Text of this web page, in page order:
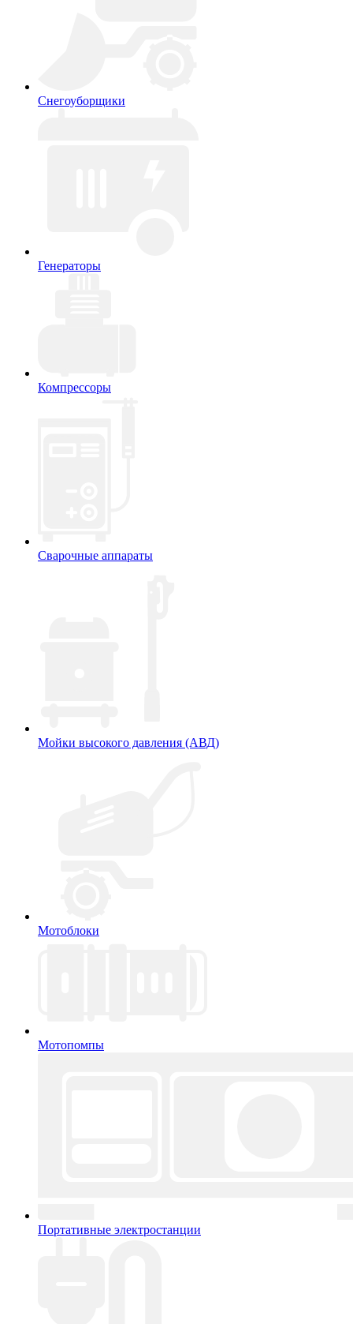
Снегоуборщики
Генераторы
Компрессоры
Сварочные аппараты
Мойки высокого давления (АВД)
Мотоблоки
Мотопомпы
Портативные электростанции